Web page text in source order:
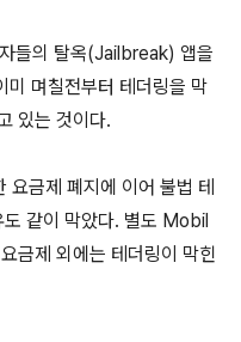
들의 탈옥(Jailbreak) 앱을
미 며칠전부터 테더링을 막
있는 것이다.
금제 폐지에 이어 불법 테
도 같이 막았다. 별도 Mobil
금제 외에는 테더링이 막힌